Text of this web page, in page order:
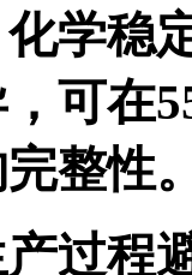
学稳
可在
整性
过程